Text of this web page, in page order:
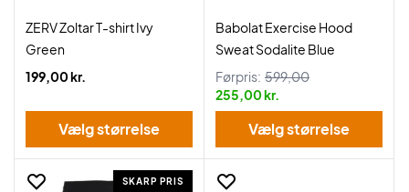
ZERV Zoltar T-shirt Ivy
Green
199,00 kr.
Vælg størrelse
Babolat Exercise Hood
Sweat Sodalite Blue
Førpris: 599,00
255,00 kr.
Vælg størrelse
SKARP PRIS